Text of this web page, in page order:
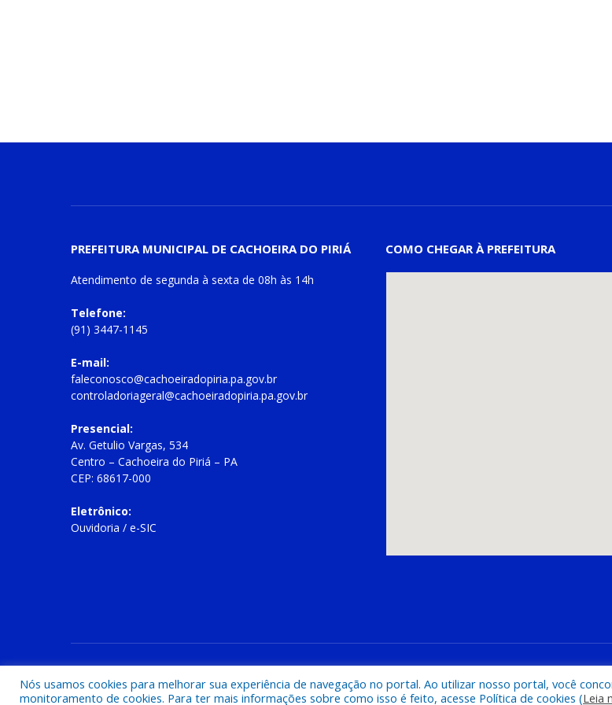
PREFEITURA MUNICIPAL DE CACHOEIRA DO PIRIÁ
Atendimento de segunda à sexta de 08h às 14h
Telefone:
(91) 3447-1145
E-mail:
faleconosco@cachoeiradopiria.pa.gov.br
controladoriageral@cachoeiradopiria.pa.gov.br
Presencial:
Av. Getulio Vargas, 534
Centro – Cachoeira do Piriá – PA
CEP: 68617-000
Eletrônico:
Ouvidoria / e-SIC
COMO CHEGAR À PREFEITURA
Nós usamos cookies para melhorar sua experiência de navegação no portal. Ao utilizar nosso portal, você
monitoramento de cookies. Para ter mais informações sobre como isso é feito, acesse Política de cookies (Leia